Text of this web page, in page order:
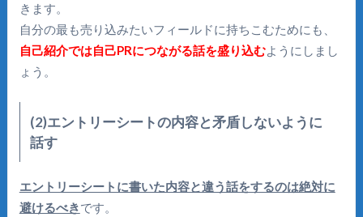
きます。
自分の最も売り込みたいフィールドに持ちこむためにも、
自己紹介では自己PRにつながる話を盛り込むようにしまし
ょう。
(2)エントリーシートの内容と矛盾しないように
話す
エントリーシートに書いた内容と違う話をするのは絶対に
避けるべきです。